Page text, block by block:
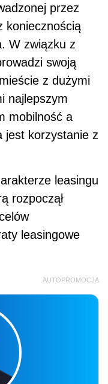
przez
koniecznością
W związku z
swoją
z dużymi
najlepszym
mobilność a
jest korzystanie z
leasingu
rozpoczął
leasingowe
AUTOPROMOCJA